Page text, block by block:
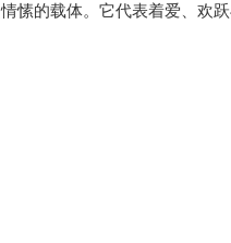
愫的载体。它代表着爱、欢跃